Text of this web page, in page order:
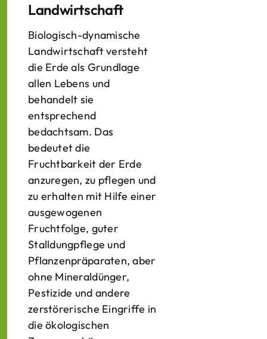
Landwirtschaft
Biologisch-dynamische
Landwirtschaft versteht
die Erde als Grundlage
allen Lebens und
behandelt sie
entsprechend
bedachtsam. Das
bedeutet die
Fruchtbarkeit der Erde
anzuregen, zu pflegen und
zu erhalten mit Hilfe einer
ausgewogenen
Fruchtfolge, guter
Stalldungpflege und
Pflanzenpräparaten, aber
ohne Mineraldünger,
Pestizide und andere
zerstörerische Eingriffe in
die ökologischen